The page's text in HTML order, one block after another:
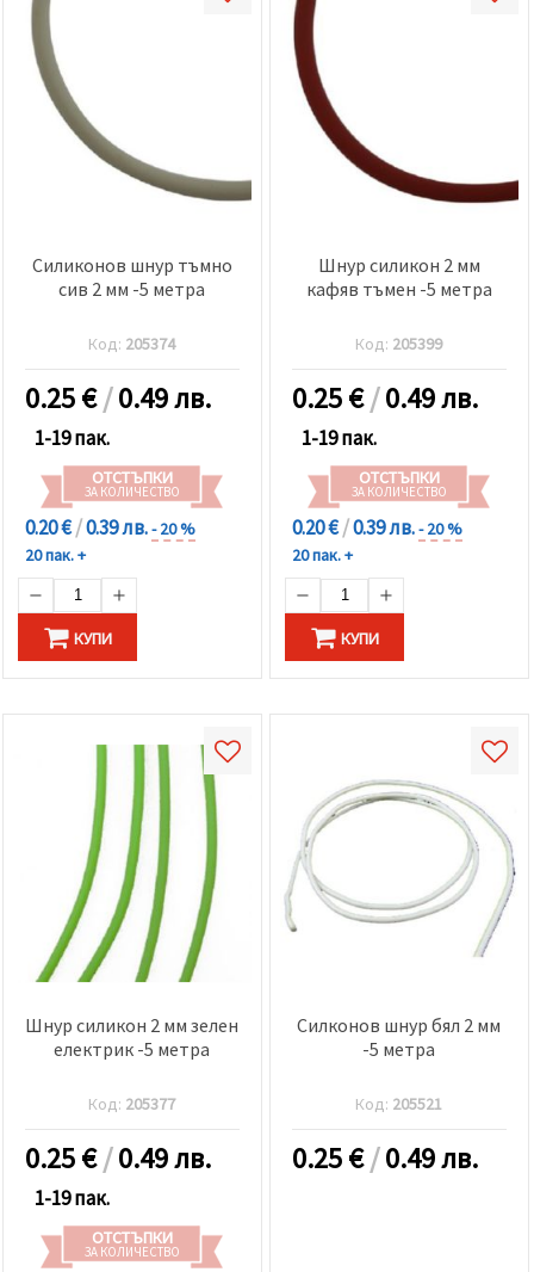
Силиконов шнур тъмно
сив 2 мм -5 метра
Код: 205374
0.25€/0.49 лв.
1-19 пак.
ОТСТЪПКИ
ЗА КОЛИЧЕСТВО
0.20 €/0.39 лв.- 20 %
20 пак. +
КУПИ
Шнур силикон 2 мм
кафяв тъмен -5 метра
Код: 205399
0.25€/0.49 лв.
1-19 пак.
ОТСТЪПКИ
ЗА КОЛИЧЕСТВО
0.20 €/0.39 лв.- 20 %
20 пак. +
КУПИ
Шнур силикон 2 мм зелен
електрик -5 метра
Код: 205377
0.25€/0.49 лв.
1-19 пак.
ОТСТЪПКИ
ЗА КОЛИЧЕСТВО
Силконов шнур бял 2 мм
-5 метра
Код: 205521
0.25€/0.49 лв.